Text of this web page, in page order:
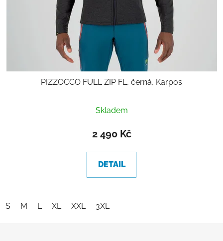
PIZZOCCO FULL ZIP FL, černá, Karpos
Skladem
2 490 Kč
DETAIL
S M L XL XXL 3XL